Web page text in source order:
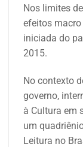
Nos limites
efeitos macro
iniciada do
2015.
No contexto
governo,
à Cultura em
um
Leitura no